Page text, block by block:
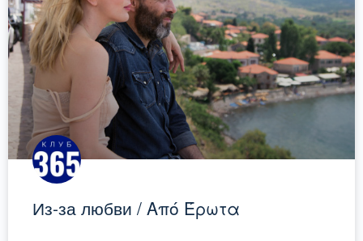
Из-за любви / Από Έρωτα